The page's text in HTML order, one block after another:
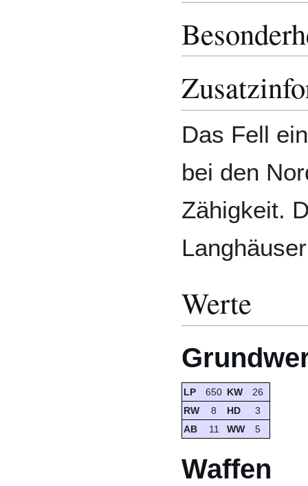
Das Fell
bei den
Zähigkeit.
Werte
LP 650 KW
26
RW
8 HD
3
AB
11 WW 5
Waffen